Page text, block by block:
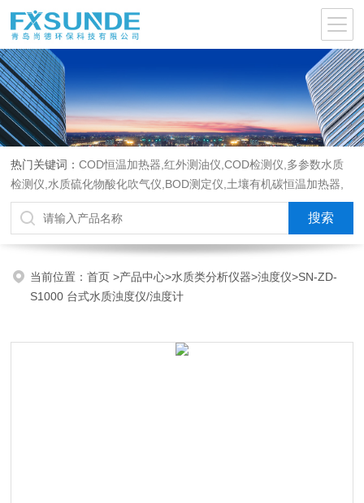
热门关键词：COD恒温加热器,红外测油仪,COD检测仪,多参数水质
检测仪,水质硫化物酸化吹气仪,BOD测定仪,土壤有机碳恒温加热器,
液液萃取器,COD消解回流仪,水质采样器
当前位置：首页>产品中心>水质类分析仪器>浊度仪>SN-ZD-
S1000 台式水质浊度仪/浊度计